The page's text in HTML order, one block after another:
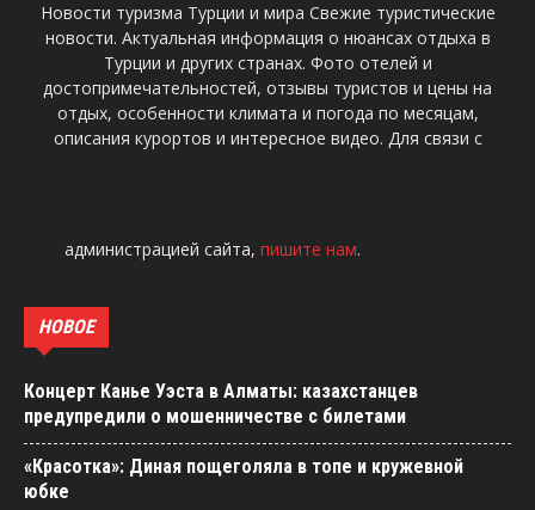
Новости туризма Турции и мира Свежие туристические
новости. Актуальная информация о нюансах отдыха в
Турции и других странах. Фото отелей и
достопримечательностей, отзывы туристов и цены на
отдых, особенности климата и погода по месяцам,
описания курортов и интересное видео. Для связи с
администрацией сайта, пишите нам.
НОВОЕ
Концерт Канье Уэста в Алматы: казахстанцев
предупредили о мошенничестве с билетами
«Красотка»: Диная пощеголяла в топе и кружевной
юбке